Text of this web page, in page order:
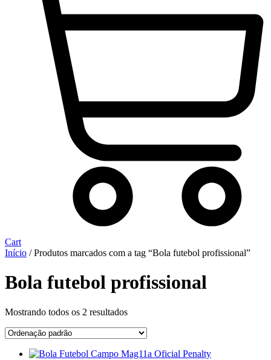
Cart
Início / Produtos marcados com a tag “Bola futebol profissional”
Bola futebol profissional
Mostrando todos os 2 resultados